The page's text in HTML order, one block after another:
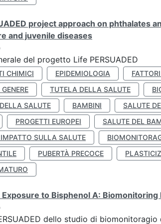
project approach on
and juvenile diseases
del progetto Life PERSUADED
CHIMICI EPIDEMIOLOGIA
TUTELA DELLA SALUTE
SALUTE
BAMBINI SALUTE
PROGETTI EUROPEI SALUTE DEL
SULLA SALUTE
PUBERTÀ PRECOCE
to Bisphenol A: Biomonitoring
dello studio di